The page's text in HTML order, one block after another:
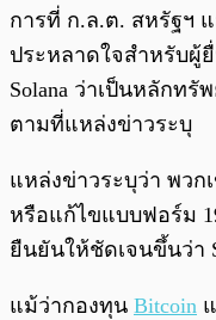
การที่ ก.ล.ต. สหรัฐฯ
ประหลาดใจสำหรับผู้
Solana ว่าเป็นหลักท
ตามที่แหล่งข่าวระบุ
แหล่งข่าวระบุว่า พวก
หรือแก้ไขแบบฟอร์ม
ยืนยันให้ชัดเจนขึ้นว่า
แม้ว่ากองทุน Bitcoin